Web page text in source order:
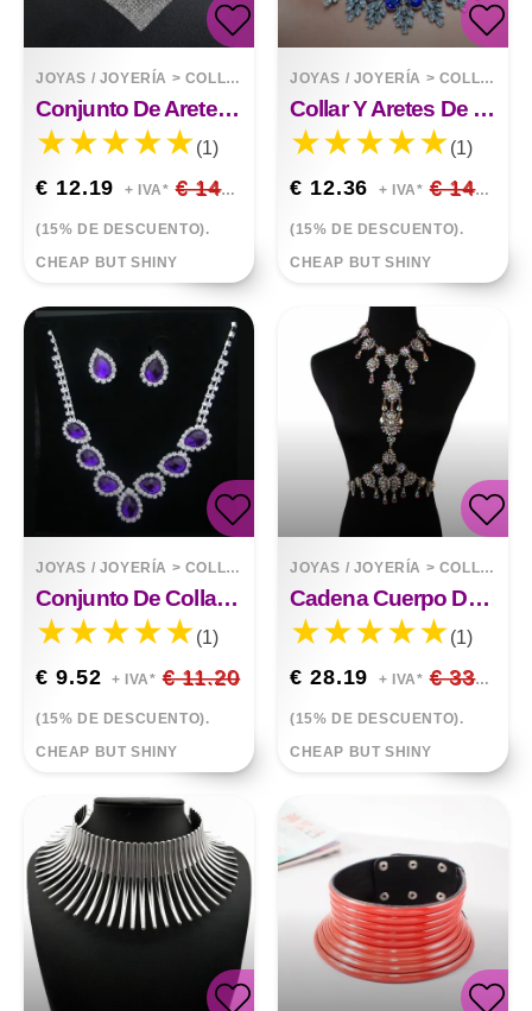
JOYAS / JOYERÍA > COLLARES
Conjunto De Aretes De Collar De Diamantes De Imitación Cuadrados Brillantes Elegantes
(1)
€ 12.19 + IVA* € 14.34
(15% DE DESCUENTO).
CHEAP BUT SHINY
JOYAS / JOYERÍA > COLLARES
Collar Y Aretes De Cristal De Moda Con Diamantes
(1)
€ 12.36 + IVA* € 14.54
(15% DE DESCUENTO).
CHEAP BUT SHINY
JOYAS / JOYERÍA > COLLARES
Conjunto De Collar De Aretes De Diamantes
(1)
€ 9.52 + IVA* € 11.20
(15% DE DESCUENTO).
CHEAP BUT SHINY
JOYAS / JOYERÍA > COLLARES
Cadena Cuerpo De Diamantes
(1)
€ 28.19 + IVA* € 33.17
(15% DE DESCUENTO).
CHEAP BUT SHINY